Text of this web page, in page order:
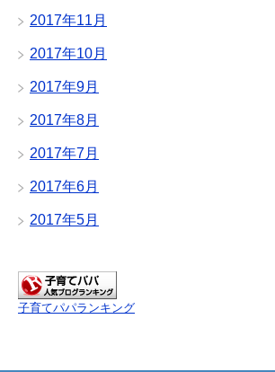
2017年11月
2017年10月
2017年9月
2017年8月
2017年7月
2017年6月
2017年5月
子育てパパランキング